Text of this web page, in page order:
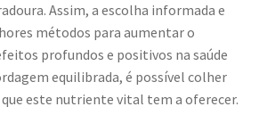
Assim, a escolha informada e
métodos para aumentar o
profundos e positivos na saúde
equilibrada, é possível colher
este nutriente vital tem a oferecer.